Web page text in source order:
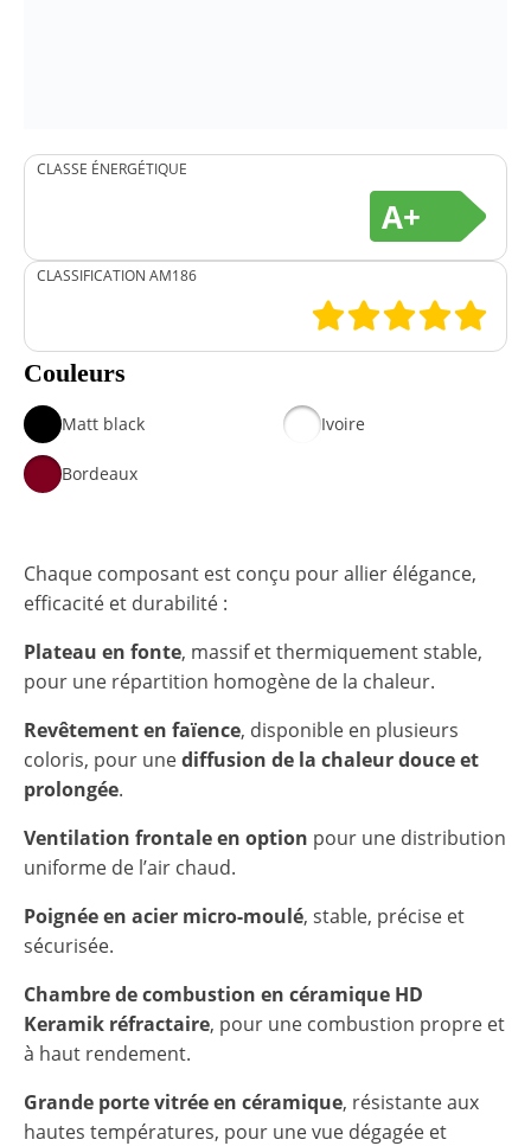
CLASSE ÉNERGÉTIQUE
A+
CLASSIFICATION AM186
Couleurs
Matt black Ivoire
Bordeaux
Chaque composant est conçu pour allier élégance,
efficacité et durabilité :
Plateau en fonte, massif et thermiquement stable,
pour une répartition homogène de la chaleur.
Revêtement en faïence, disponible en plusieurs
coloris, pour unediffusion de la chaleur douce et
prolongée.
Ventilation frontale en option pour une distribution
uniforme de l’air chaud.
Poignée en acier micro-moulé, stable, précise et
sécurisée.
Chambre de combustion en céramique HD
Keramik réfractaire, pour une combustion propre et
à haut rendement.
Grande porte vitrée en céramique, résistante aux
hautes températures, pour une vue dégagée et